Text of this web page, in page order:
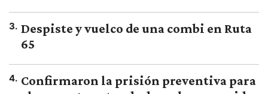
3. Despiste y vuelco de una combi en Ruta
65
4. Confirmaron la prisión preventiva para